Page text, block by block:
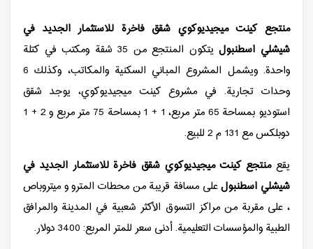
منتجع كينت ميجيديوكوي شقق فاخرة للاستثمار الجديد في
شيشلي اسطنبول
يتكون المنتجع من 35 شقة ومكتب في كتلة
واحدة. ويشمل المشروع المباني السكنية والمكاتب، وكذلك 6
وحدات تجارية. في مشروع كينت ميجيديوكوي، يوجد شقق
استوديو بمساحة 65 متر مربع، 1 + 1 بمساحة 75 متر مربع و 2 + 1
دوبلكس مع 131 م 2 للبيع.
يقعمنتجع كينت ميجيديوكوي شقق فاخرة للاستثمار الجديد في
شيشلي اسطنبولعلى مسافة قريبة من محطات المترو و ميتروباص
، على مقربة من مراكز التسوق الأكثر شعبية في المدينة والمرافق
الطبية والمؤسسات التعليمية. أدنى سعر للمتر المربع: 3400 دولار.